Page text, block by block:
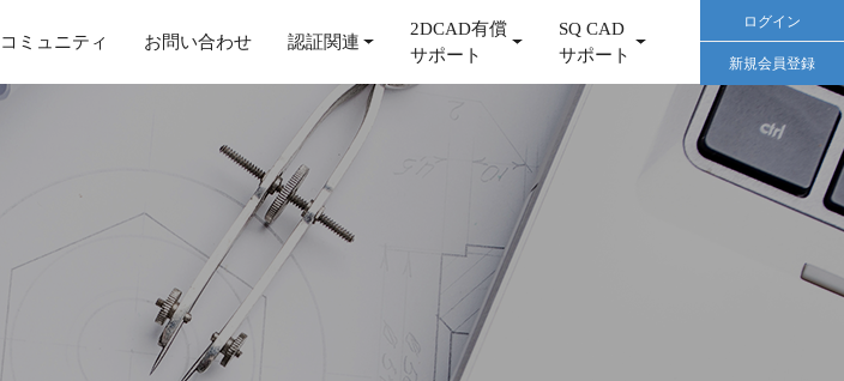
コミュニティ お問い合わせ 認証関連
2DCAD有償
サポート
SQ CAD
サポート
ログイン
新規会員登録